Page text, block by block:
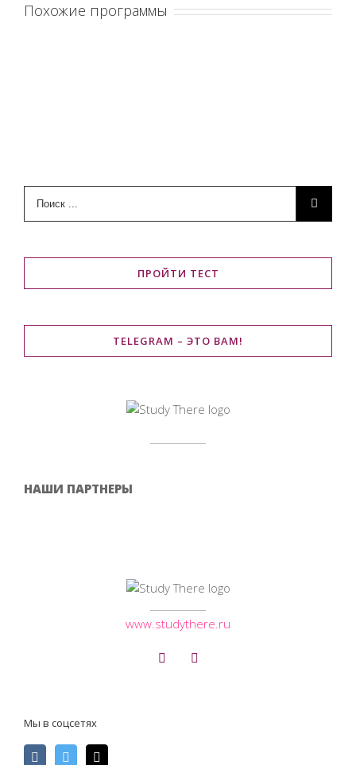
Похожие программы
ПРОЙТИ ТЕСТ
TELEGRAM – ЭТО ВАМ!
НАШИ ПАРТНЕРЫ
www.studythere.ru
Мы в соцсетях